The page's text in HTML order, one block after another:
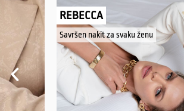
REBECCA
Savršen nakit za svaku ženu